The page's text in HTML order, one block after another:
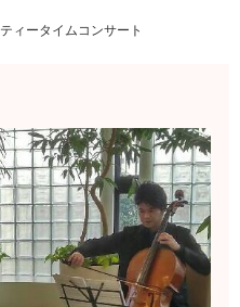
ティータイムコンサート